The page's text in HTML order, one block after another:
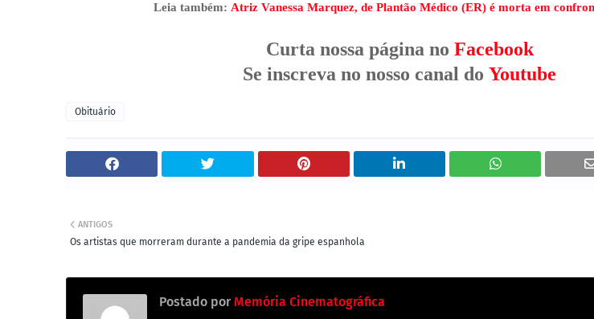
Leia também: Atriz Vanessa Marquez, de Plantão Médico (ER) é morta em
Curta nossa página no Facebook
Se inscreva no nosso canal do Youtube
Obituário
ANTIGOS
Os artistas que morreram durante a pandemia da gripe espanhola
Postado por Memória Cinematográfica